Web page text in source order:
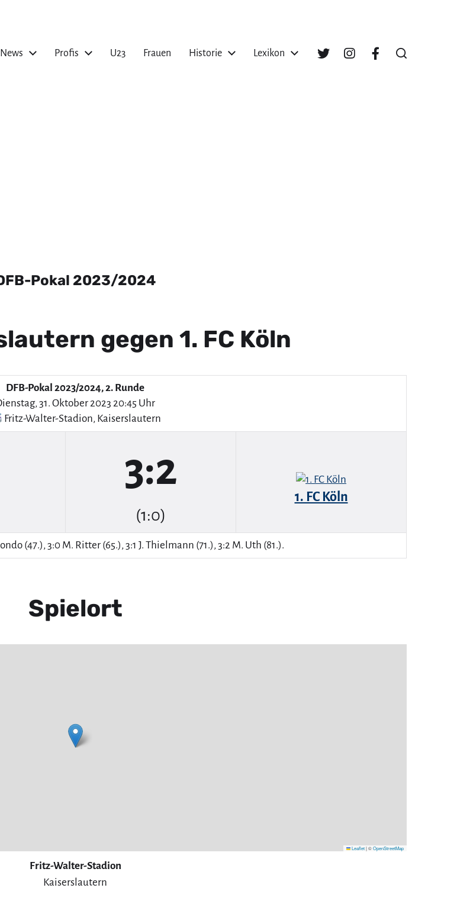
News Profis U23 Frauen Historie Lexikon
Pokal 2023/2024
gegen 1. FC Köln
DFB-Pokal 2023/2024, 2. Runde
31. Oktober 2023 20:45 Uhr
Fritz-Walter-Stadion, Kaiserslautern
3:2
(1:0)
1. FC Köln
(47.), 3:0 M. Ritter (65.), 3:1 J. Thielmann (71.), 3:2 M. Uth (81.).
Spielort
Leaflet|©OpenStreetMap
Fritz-Walter-Stadion
Kaiserslautern